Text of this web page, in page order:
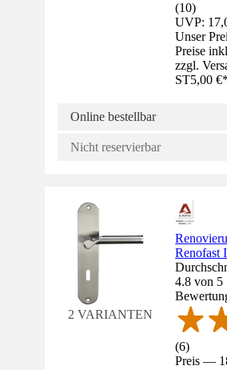
(10)
UVP:
Unser
Preise
zzgl.
ST5,00 €
Online bestellbar
Nicht reservierbar
2 VARIANTEN
Renofast
4.8 von 5
(6)
Preis —